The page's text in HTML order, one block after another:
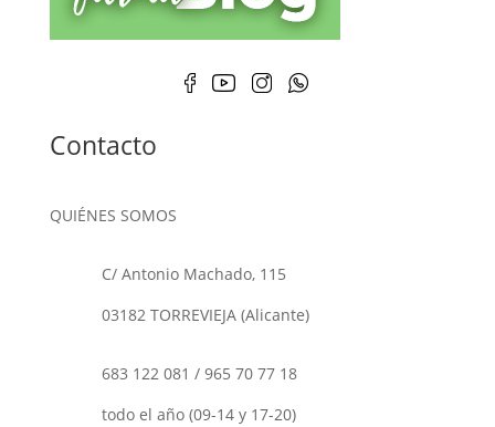
Contacto
QUIÉNES SOMOS
C/ Antonio Machado, 115
03182 TORREVIEJA (Alicante)
683 122 081 / 965 70 77 18
todo el año (09-14 y 17-20)